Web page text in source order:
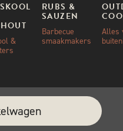
&
RUBS &
SAUZEN
Barbecue
smaakmakers
Alles